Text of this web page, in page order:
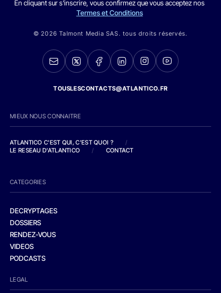
En cliquant sur s'inscrire, vous confirmez que vous acceptez nos
Termes et Conditions
© 2026 Talmont Media SAS. tous droits réservés.
TOUSLESCONTACTS@ATLANTICO.FR
MIEUX NOUS CONNAITRE
ATLANTICO C'EST QUI, C'EST QUOI ?
/
LE RESEAU D'ATLANTICO
/ CONTACT
CATEGORIES
DECRYPTAGES
DOSSIERS
RENDEZ-VOUS
VIDEOS
PODCASTS
LEGAL